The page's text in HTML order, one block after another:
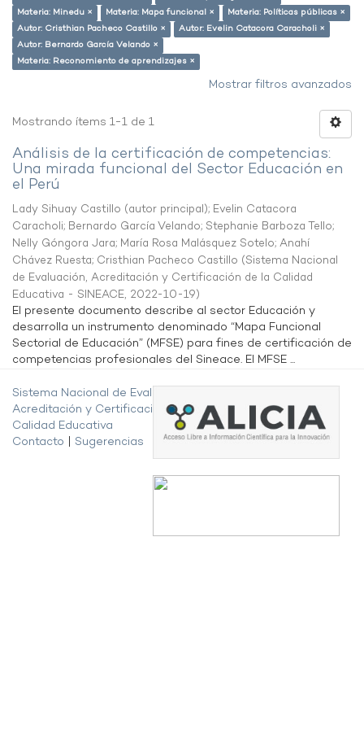
Materia: Minedu ×
Materia: Mapa funcional ×
Materia: Políticas públicas ×
Autor: Cristhian Pacheco Castillo ×
Autor: Evelin Catacora Caracholi ×
Autor: Bernardo García Velando ×
Materia: Reconomiento de aprendizajes ×
Mostrar filtros avanzados
Mostrando ítems 1-1 de 1
Análisis de la certificación de competencias:
Una mirada funcional del Sector Educación en
el Perú
Lady Sihuay Castillo (autor principal); Evelin Catacora
Caracholi; Bernardo García Velando; Stephanie Barboza Tello;
Nelly Góngora Jara; María Rosa Malásquez Sotelo; Anahí
Chávez Ruesta; Cristhian Pacheco Castillo (Sistema Nacional
de Evaluación, Acreditación y Certificación de la Calidad
Educativa - SINEACE, 2022-10-19)
El presente documento describe al sector Educación y
desarrolla un instrumento denominado “Mapa Funcional
Sectorial de Educación” (MFSE) para fines de certificación de
competencias profesionales del Sineace. El MFSE ...
Sistema Nacional de Evaluación,
Acreditación y Certificación de la
Calidad Educativa
Contacto
Sugerencias